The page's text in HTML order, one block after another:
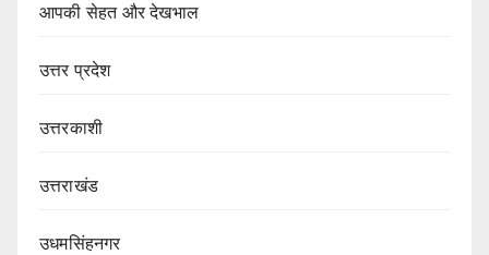
आपकी सेहत और देखभाल
उत्तर प्रदेश
उत्तरकाशी
उत्तराखंड
उधमसिंहनगर